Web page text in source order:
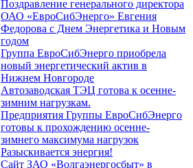
Поздравление генерального директора
ОАО «ЕвроСибЭнерго» Евгения
Федорова с Днем Энергетика и Новым
годом
Группа ЕвроСибЭнерго приобрела
новый энергетический актив в
Нижнем Новгороде
Автозаводская ТЭЦ готова к осенне-
зимним нагрузкам.
Предприятия Группы ЕвроСибЭнерго
готовы к прохождению осенне-
зимнего максимума нагрузок
Разыскивается энергия!
Сайт ЗАО «Волгаэнергосбыт» в